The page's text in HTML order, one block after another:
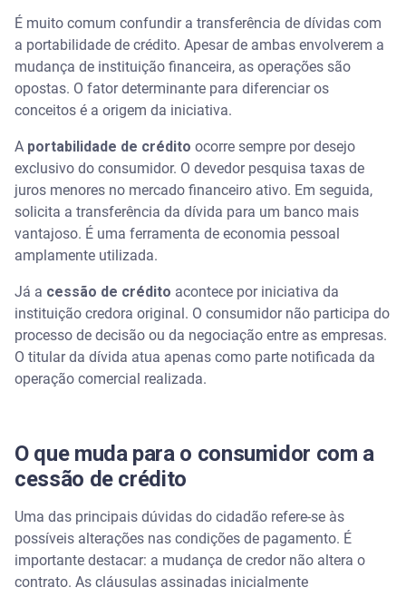
É muito comum confundir a transferência de dívidas com
a portabilidade de crédito. Apesar de ambas envolverem a
mudança de instituição financeira, as operações são
opostas. O fator determinante para diferenciar os
conceitos é a origem da iniciativa.
A portabilidade de crédito ocorre sempre por desejo
exclusivo do consumidor. O devedor pesquisa taxas de
juros menores no mercado financeiro ativo. Em seguida,
solicita a transferência da dívida para um banco mais
vantajoso. É uma ferramenta de economia pessoal
amplamente utilizada.
Já a cessão de crédito acontece por iniciativa da
instituição credora original. O consumidor não participa do
processo de decisão ou da negociação entre as empresas.
O titular da dívida atua apenas como parte notificada da
operação comercial realizada.
O que muda para o consumidor com a
cessão de crédito
Uma das principais dúvidas do cidadão refere-se às
possíveis alterações nas condições de pagamento. É
importante destacar: a mudança de credor não altera o
contrato. As cláusulas assinadas inicialmente